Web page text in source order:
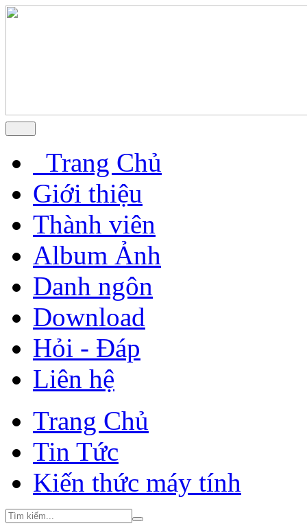
Trang Chủ
Giới thiệu
Thành viên
Album Ảnh
Danh ngôn
Download
Hỏi - Đáp
Liên hệ
Trang Chủ
Tin Tức
Kiến thức máy tính